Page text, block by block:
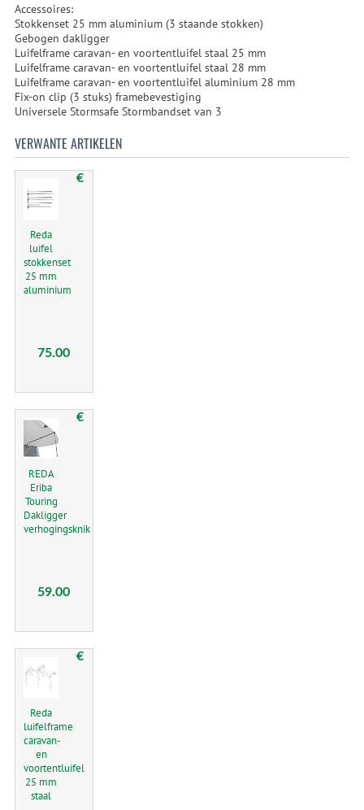
Accessoires:
Stokkenset 25 mm aluminium (3 staande stokken)
Gebogen dakligger
Luifelframe caravan- en voortentluifel staal 25 mm
Luifelframe caravan- en voortentluifel staal 28 mm
Luifelframe caravan- en voortentluifel aluminium 28 mm
Fix-on clip (3 stuks) framebevestiging
Universele Stormsafe Stormbandset van 3
VERWANTE ARTIKELEN
Reda
luifel
stokkenset
25 mm
aluminium
€
75.00
REDA
Eriba
Touring
Dakligger
verhogingsknik
€
59.00
Reda
luifelframe
caravan-
en
voortentluifel
25 mm
staal
€